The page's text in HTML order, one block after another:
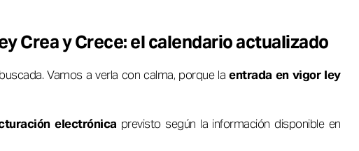
Crea y Crece: el calendario actualizado
Vamos a verla con calma, porque laentrada en vigor ley
electrónica previsto según la información disponible en